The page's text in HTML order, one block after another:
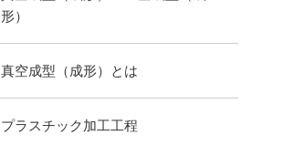
形）
真空成型（成形）とは
プラスチック加工工程